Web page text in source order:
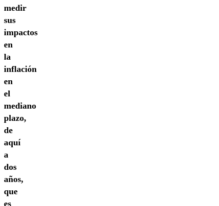
medir
sus
impactos
en
la
inflación
en
el
mediano
plazo,
de
aquí
a
dos
años,
que
es